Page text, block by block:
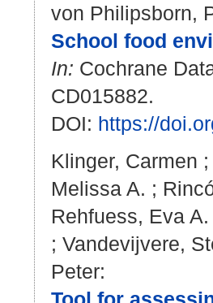
von Philipsborn,
School food
In: Cochrane
CD015882.
DOI: https://
Klinger, Carmen
Melissa A. ;
Rehfuess, Eva A.
; Vandevijvere,
Peter: